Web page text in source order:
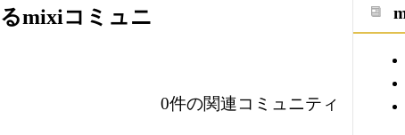
mixiコミュニ
0件の関連コミュニティ